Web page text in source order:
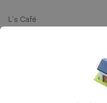
L´s Café